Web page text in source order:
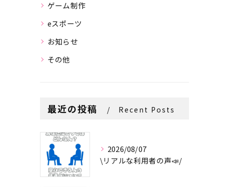
ゲーム制作
eスポーツ
お知らせ
その他
最近の投稿 Recent Posts
2026/08/07
\リアルな利用者の声📣/